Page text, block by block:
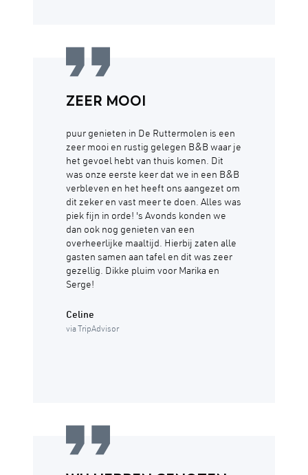
ZEER MOOI
puur genieten in De Ruttermolen is een
zeer mooi en rustig gelegen B&B waar je
het gevoel hebt van thuis komen. Dit
was onze eerste keer dat we in een B&B
verbleven en het heeft ons aangezet om
dit zeker en vast meer te doen. Alles was
piek fijn in orde! 's Avonds konden we
dan ook nog genieten van een
overheerlijke maaltijd. Hierbij zaten alle
gasten samen aan tafel en dit was zeer
gezellig. Dikke pluim voor Marika en
Serge!
Celine
via TripAdvisor